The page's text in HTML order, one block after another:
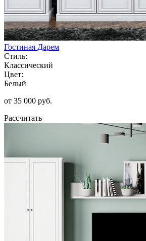
Гостиная Дарем
Стиль:
Классический
Цвет:
Белый
от 35 000 руб.
Рассчитать